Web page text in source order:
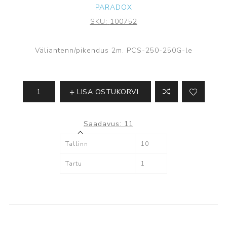
PARADOX
SKU: 100752
Väliantenn/pikendus 2m. PCS-250-250G-le
LISA OSTUKORVI
Saadavus: 11
Tallinn 10
Tartu 1